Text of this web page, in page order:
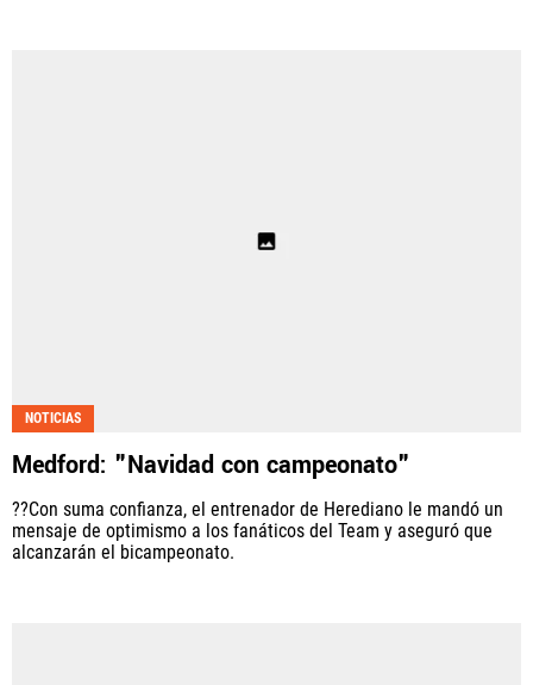
NOTICIAS
Medford: "Navidad con campeonato"
??Con suma confianza, el entrenador de Herediano le mandó un
mensaje de optimismo a los fanáticos del Team y aseguró que
alcanzarán el bicampeonato.